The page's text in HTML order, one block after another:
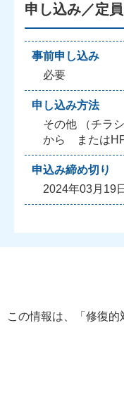
申し込み／定員
事前申し込み
必要
申し込み方法
その他 （チラ
から またはHP
申込み締め切り
2024年03月19
この情報は、「 修復的